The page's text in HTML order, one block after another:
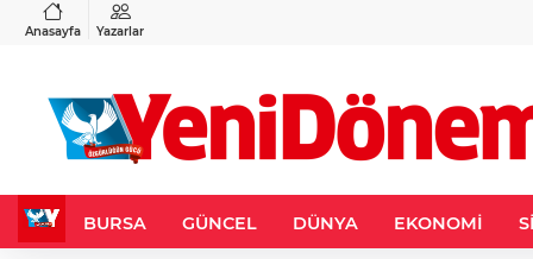
Anasayfa Yazarlar
%-0,22
BURSA GÜNCEL DÜNYA EKONOMİ